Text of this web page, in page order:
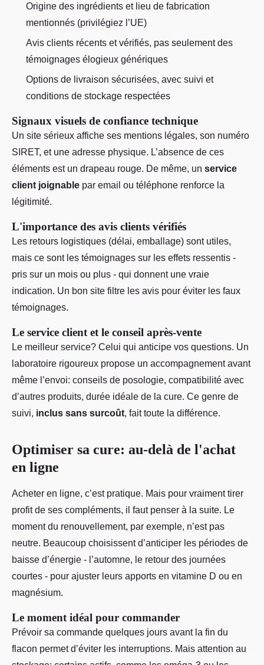
Origine des ingrédients et lieu de fabrication
mentionnés (privilégiez l’UE)
Avis clients récents et vérifiés, pas seulement des
témoignages élogieux génériques
Options de livraison sécurisées, avec suivi et
conditions de stockage respectées
Signaux visuels de confiance technique
Un site sérieux affiche ses mentions légales, son numéro
SIRET, et une adresse physique. L’absence de ces
éléments est un drapeau rouge. De même, un service
client joignable par email ou téléphone renforce la
légitimité.
L'importance des avis clients vérifiés
Les retours logistiques (délai, emballage) sont utiles,
mais ce sont les témoignages sur les effets ressentis -
pris sur un mois ou plus - qui donnent une vraie
indication. Un bon site filtre les avis pour éviter les faux
témoignages.
Le service client et le conseil après-vente
Le meilleur service? Celui qui anticipe vos questions. Un
laboratoire rigoureux propose un accompagnement avant
même l’envoi: conseils de posologie, compatibilité avec
d’autres produits, durée idéale de la cure. Ce genre de
suivi, inclus sans surcoût, fait toute la différence.
Optimiser sa cure: au-delà de l'achat
en ligne
Acheter en ligne, c’est pratique. Mais pour vraiment tirer
profit de ses compléments, il faut penser à la suite. Le
moment du renouvellement, par exemple, n’est pas
neutre. Beaucoup choisissent d’anticiper les périodes de
baisse d’énergie - l’automne, le retour des journées
courtes - pour ajuster leurs apports en vitamine D ou en
magnésium.
Le moment idéal pour commander
Prévoir sa commande quelques jours avant la fin du
flacon permet d’éviter les interruptions. Mais attention au